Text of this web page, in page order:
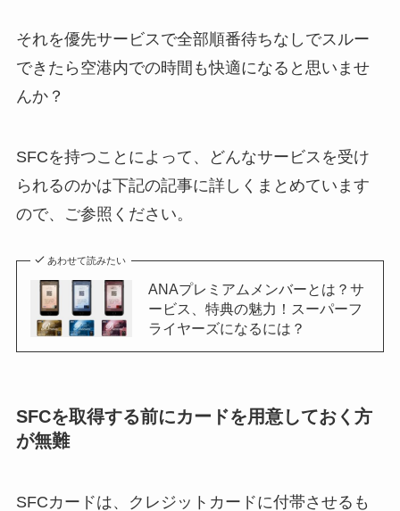
それを優先サービスで全部順番待ちなしでスルー
できたら空港内での時間も快適になると思いませ
んか？
SFCを持つことによって、どんなサービスを受け
られるのかは下記の記事に詳しくまとめています
ので、ご参照ください。
あわせて読みたい
ANAプレミアムメンバーとは？サ
ービス、特典の魅力！スーパーフ
ライヤーズになるには？
SFCを取得する前にカードを用意しておく方
が無難
SFCカードは、クレジットカードに付帯させるも